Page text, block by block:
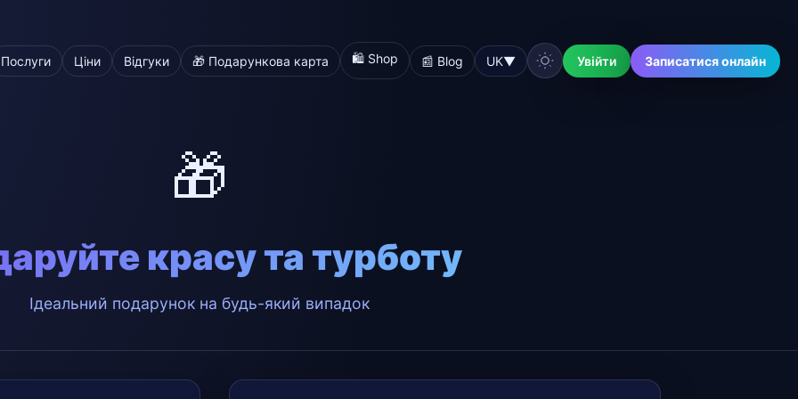
Послуги Ціни Відгуки 🎁 Подарункова карта 🛍️ Shop 📰 Blog UK▼ Увійти Записатися онлайн
🎁
красу та турботу
Ідеальний подарунок на будь-який випадок